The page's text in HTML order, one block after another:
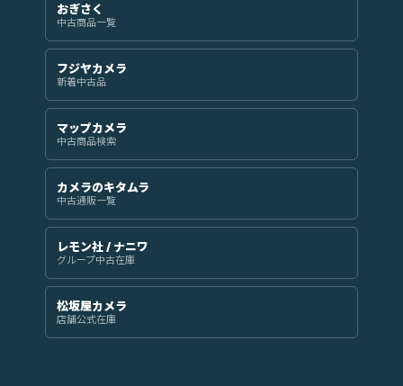
おぎさく
中古商品一覧
フジヤカメラ
新着中古品
マップカメラ
中古商品検索
カメラのキタムラ
中古通販一覧
レモン社 / ナニワ
グループ中古在庫
松坂屋カメラ
店舗公式在庫